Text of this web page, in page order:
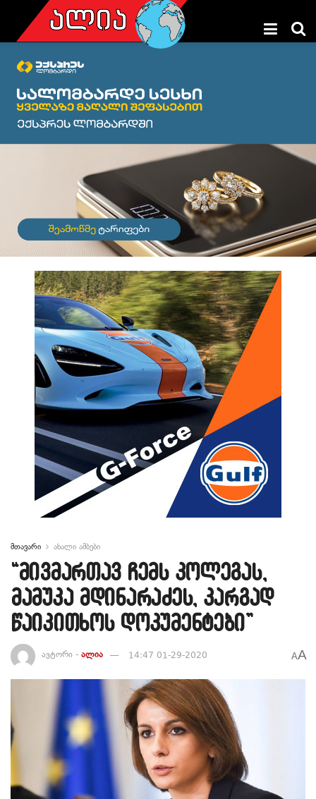
მთავარი ახალი ამბები
“მივმართავ ჩემს კოლეგას,
მამუკა მდინარაძეს, კარგად
წაიკითხოს დოკუმენტები”
ავტორი - ალია 14:47 01-29-2020 AA